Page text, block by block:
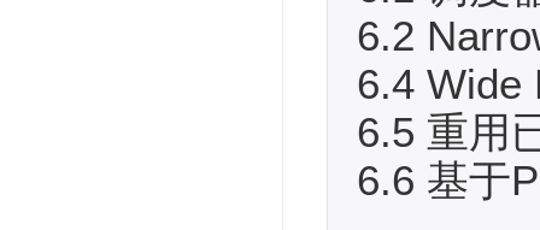
6.2
6.4 Wide
6.5 重用
6.6 基于